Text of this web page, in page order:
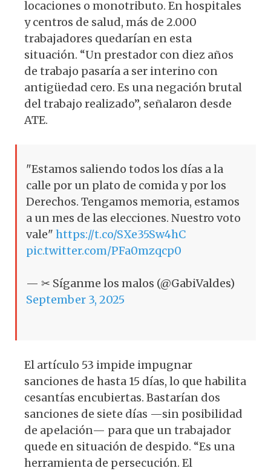
locaciones o monotributo. En hospitales
y centros de salud, más de 2.000
trabajadores quedarían en esta
situación. “Un prestador con diez años
de trabajo pasaría a ser interino con
antigüedad cero. Es una negación brutal
del trabajo realizado”, señalaron desde
ATE.
"Estamos saliendo todos los días a la
calle por un plato de comida y por los
Derechos. Tengamos memoria, estamos
a un mes de las elecciones. Nuestro voto
vale" https://t.co/SXe35Sw4hC
pic.twitter.com/PFa0mzqcp0
— ✂ Síganme los malos (@GabiValdes)
September 3, 2025
El artículo 53 impide impugnar
sanciones de hasta 15 días, lo que habilita
cesantías encubiertas. Bastarían dos
sanciones de siete días —sin posibilidad
de apelación— para que un trabajador
quede en situación de despido. “Es una
herramienta de persecución. El